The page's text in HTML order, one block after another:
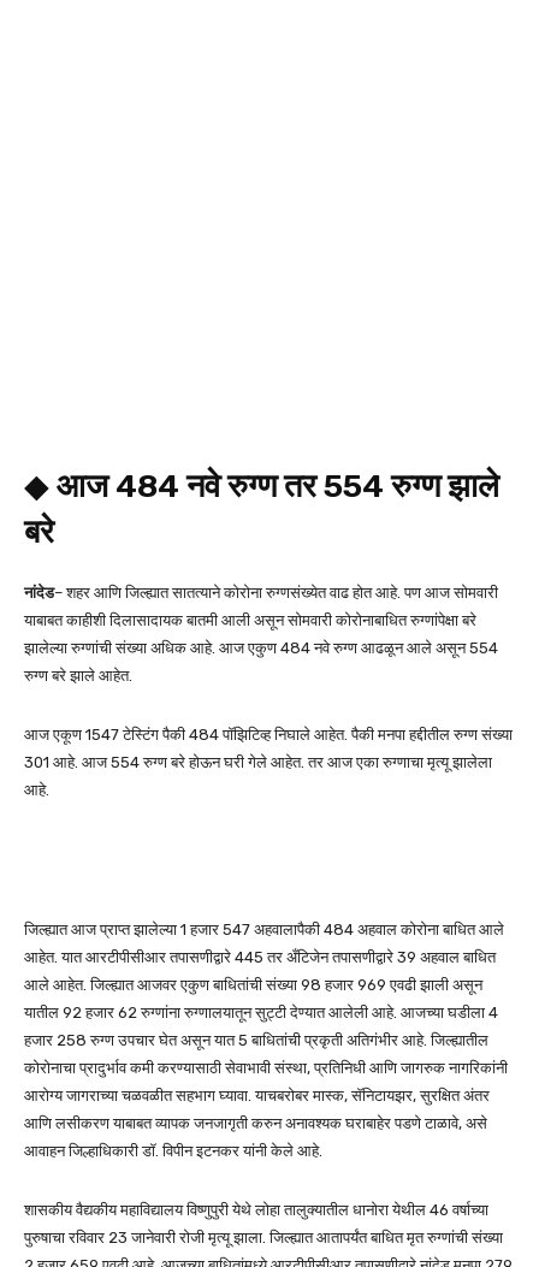
◆आज 484 नवे रुग्ण तर 554 रुग्ण झाले
बरे
नांदेड– शहर आणि जिल्ह्यात सातत्याने कोरोना रुग्णसंख्येत वाढ होत आहे. पण आज सोमवारी
याबाबत काहीशी दिलासादायक बातमी आली असून सोमवारी कोरोनाबाधित रुग्णांपेक्षा बरे
झालेल्या रुग्णांची संख्या अधिक आहे. आज एकुण 484 नवे रुग्ण आढळून आले असून 554
रुग्ण बरे झाले आहेत.
आज एकूण 1547 टेस्टिंग पैकी 484 पॉझिटिव्ह निघाले आहेत. पैकी मनपा हद्दीतील रुग्ण संख्या
301 आहे. आज 554 रुग्ण बरे होऊन घरी गेले आहेत. तर आज एका रुग्णाचा मृत्यू झालेला
आहे.
जिल्ह्यात आज प्राप्त झालेल्या 1 हजार 547 अहवालापैकी 484 अहवाल कोरोना बाधित आले
आहेत. यात आरटीपीसीआर तपासणीद्वारे 445 तर अँटिजेन तपासणीद्वारे 39 अहवाल बाधित
आले आहेत. जिल्ह्यात आजवर एकुण बाधितांची संख्या 98 हजार 969 एवढी झाली असून
यातील 92 हजार 62 रुग्णांना रुग्णालयातून सुट्टी देण्यात आलेली आहे. आजच्या घडीला 4
हजार 258 रुग्ण उपचार घेत असून यात 5 बाधितांची प्रकृती अतिगंभीर आहे. जिल्ह्यातील
कोरोनाचा प्रादुर्भाव कमी करण्यासाठी सेवाभावी संस्था, प्रतिनिधी आणि जागरुक नागरिकांनी
आरोग्य जागराच्या चळवळीत सहभाग घ्यावा. याचबरोबर मास्क, सॅनिटायझर, सुरक्षित अंतर
आणि लसीकरण याबाबत व्यापक जनजागृती करुन अनावश्यक घराबाहेर पडणे टाळावे, असे
आवाहन जिल्हाधिकारी डॉ. विपीन इटनकर यांनी केले आहे.
शासकीय वैद्यकीय महाविद्यालय विष्णुपुरी येथे लोहा तालुक्यातील धानोरा येथील 46 वर्षाच्या
पुरुषाचा रविवार 23 जानेवारी रोजी मृत्यू झाला. जिल्ह्यात आतापर्यंत बाधित मृत रुग्णांची संख्या